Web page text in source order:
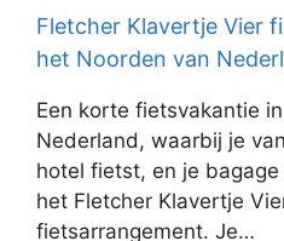
Fletcher Klavertje Vier
het Noorden van
Een korte fietsvakantie
Nederland, waarbij je
hotel fietst, en je
het Fletcher Klavertje
fietsarrangement. Je…